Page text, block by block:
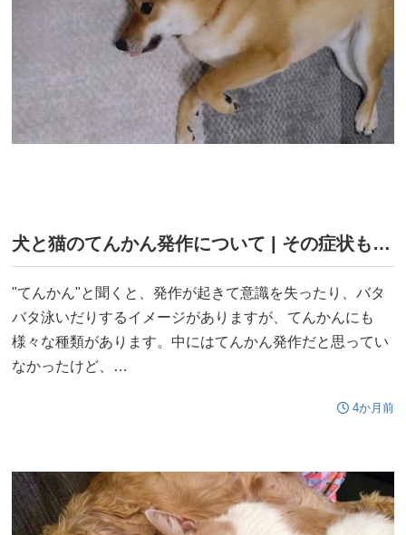
犬と猫のてんかん発作について | その症状もしかしたら発作ではないですか？
"てんかん"と聞くと、発作が起きて意識を失ったり、バタ
バタ泳いだりするイメージがありますが、てんかんにも
様々な種類があります。中にはてんかん発作だと思ってい
なかったけど、…
4か月前